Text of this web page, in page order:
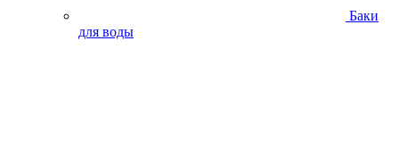
Баки
для воды